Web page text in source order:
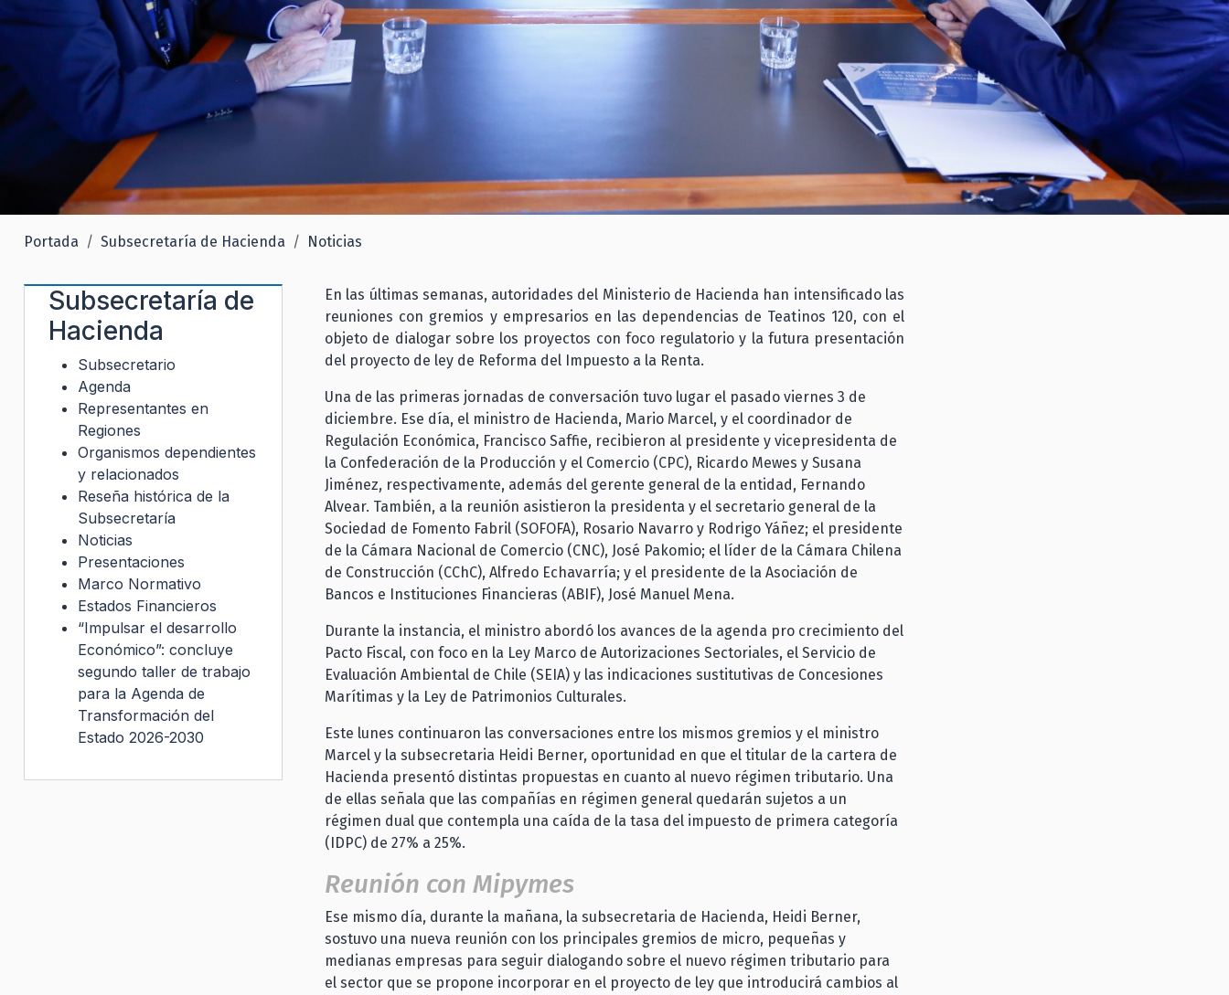
Portada Subsecretaría de Hacienda Noticias
En las últimas semanas, autoridades del Ministerio de Hacienda han intensificado las
reuniones con gremios y empresarios en las dependencias de Teatinos 120, con el
objeto de dialogar sobre los proyectos con foco regulatorio y la futura presentación
del proyecto de ley de Reforma del Impuesto a la Renta.
Una de las primeras jornadas de conversación tuvo lugar el pasado viernes 3 de
diciembre. Ese día, el ministro de Hacienda, Mario Marcel, y el coordinador de
Regulación Económica, Francisco Saffie, recibieron al presidente y vicepresidenta de
la Confederación de la Producción y el Comercio (CPC), Ricardo Mewes y Susana
Jiménez, respectivamente, además del gerente general de la entidad, Fernando
Alvear. También, a la reunión asistieron la presidenta y el secretario general de la
Sociedad de Fomento Fabril (SOFOFA), Rosario Navarro y Rodrigo Yáñez; el presidente
de la Cámara Nacional de Comercio (CNC), José Pakomio; el líder de la Cámara Chilena
de Construcción (CChC), Alfredo Echavarría; y el presidente de la Asociación de
Bancos e Instituciones Financieras (ABIF), José Manuel Mena.
Durante la instancia, el ministro abordó los avances de la agenda pro crecimiento del
Pacto Fiscal, con foco en la Ley Marco de Autorizaciones Sectoriales, el Servicio de
Evaluación Ambiental de Chile (SEIA) y las indicaciones sustitutivas de Concesiones
Marítimas y la Ley de Patrimonios Culturales.
Este lunes continuaron las conversaciones entre los mismos gremios y el ministro
Marcel y la subsecretaria Heidi Berner, oportunidad en que el titular de la cartera de
Hacienda presentó distintas propuestas en cuanto al nuevo régimen tributario. Una
de ellas señala que las compañías en régimen general quedarán sujetos a un
régimen dual que contempla una caída de la tasa del impuesto de primera categoría
(IDPC) de 27% a 25%.
Reunión con Mipymes
Ese mismo día, durante la mañana, la subsecretaria de Hacienda, Heidi Berner,
sostuvo una nueva reunión con los principales gremios de micro, pequeñas y
medianas empresas para seguir dialogando sobre el nuevo régimen tributario para
el sector que se propone incorporar en el proyecto de ley que introducirá cambios al
Subsecretaría de
Hacienda
Subsecretario
Agenda
Representantes en
Regiones
Organismos dependientes
y relacionados
Reseña histórica de la
Subsecretaría
Noticias
Presentaciones
Marco Normativo
Estados Financieros
“Impulsar el desarrollo
Económico”: concluye
segundo taller de trabajo
para la Agenda de
Transformación del
Estado 2026-2030